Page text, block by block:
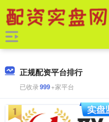
正规配资平台排行
已收录999+家平台